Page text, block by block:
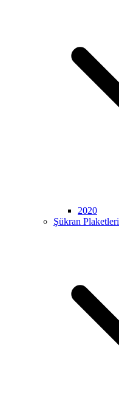
2020
Şükran Plaketleri